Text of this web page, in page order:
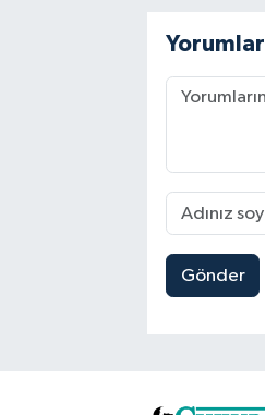
Yorumlar
Gönder